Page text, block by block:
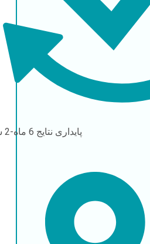
پایداری نتایج 6 ماه-2 سال